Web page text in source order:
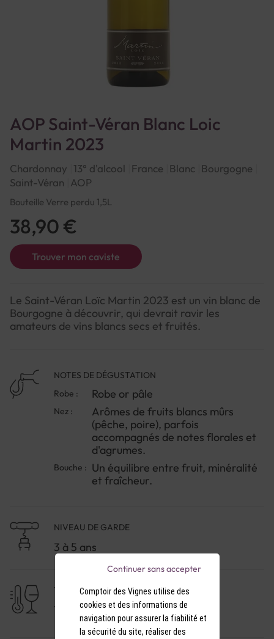
AOP Saint-Véran Blanc Loic
Martin 2023
Chardonnay 13° d'alcool France Blanc
Bourgogne
Saint-Véran AOP
Bouteille Verre perdu 1,5L
Trouver mon caviste
38,90 €
Le Saint-Véran Loïc Martin 2023 est un vin blanc de
Bourgogne à découvrir, qui devrait ravir les
amateurs de vins blancs secs et fruités.
NOTES DE DÉGUSTATION
Robe :
Robe or pâle
Nez :
Arômes de fruits blancs mûrs
(pêche, poire), parfois
accompagnés de notes florales et
d'agrumes.
Bouche : Un équilibre entre fruit, minéralité
et fraîcheur.
NIVEAU DE GARDE
3 à 5 ans
TEMPÉRATURE DE SERVICE
11-12°C
Comptoir des Vignes utilise des
cookies et des informations de
navigation pour assurer la fiabilité et
la sécurité du site, réaliser des
Continuer sans accepter